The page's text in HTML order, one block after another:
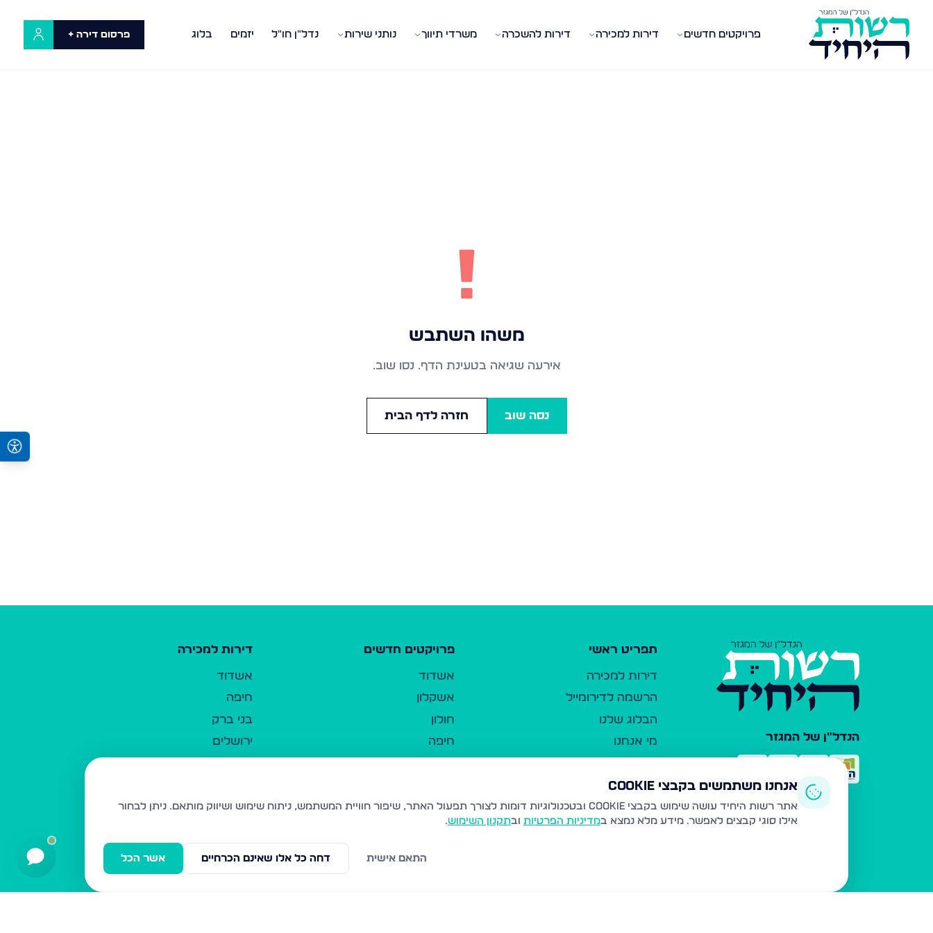
פרויקטים חדשים דירות למכירה דירות להשכרה משרדי תיווך נותני שירות נדל"ן חו"ל יזמים בלוג פרסום דירה +
!
משהו השתבש
אירעה שגיאה בטעינת הדף. נסו שוב.
נסה שוב חזרה לדף הבית
הנדל"ן של המגזר
תפריט ראשי
דירות למכירה
הרשמה לדירומייל
הבלוג שלנו
מי אנחנו
כלי עזר
פרסום ברשות היחיד
משרדי תיווך
פרויקטים חדשים
אשדוד
אשקלון
חולון
חיפה
נהריה
עמנואל
דירות למכירה
אשדוד
חיפה
בני ברק
ירושלים
בית שמש
ביתר עילית
אנחנו משתמשים בקבצי Cookie
אתר רשות היחיד עושה שימוש בקבצי Cookie ובטכנולוגיות דומות לצורך תפעול האתר, שיפור חוויית המשתמש, ניתוח שימוש ושיווק מותאם.
ניתן לבחור
אילו סוגי קבצים לאפשר. מידע מלא נמצא במדיניות הפרטיות ובתקנון השימוש.
אשר הכל דחה כל אלו שאינם הכרחיים התאם אישית